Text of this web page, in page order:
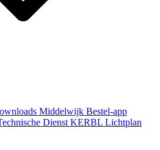
Middelwijk Bestel-app
Dienst KERBL Lichtplan